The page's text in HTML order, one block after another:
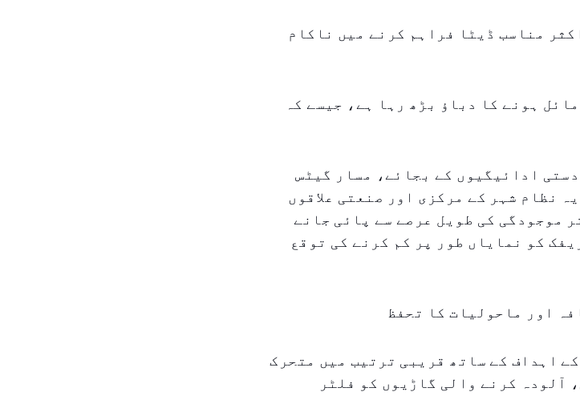
مناسب ڈیٹا فراہم کرنے میں ناکام
ہونے کا دباؤ بڑھ رہا ہے، جیسے کہ
ادائیگیوں کے بجائے، مسار گیٹس
نظام شہر کے مرکزی اور صنعتی علاقوں
موجودگی کی طویل عرصے سے پائی جانے
کو نمایاں طور پر کم کرنے کی توقع
اور ماحولیات کا تحفظ
اہداف کے ساتھ قریبی ترتیب میں متحرک
آلودہ کرنے والی گاڑیوں کو فلٹر